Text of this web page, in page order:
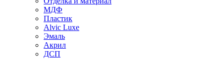
МДФ
Пластик
Alvic Luxe
Эмаль
Акрил
ДСП